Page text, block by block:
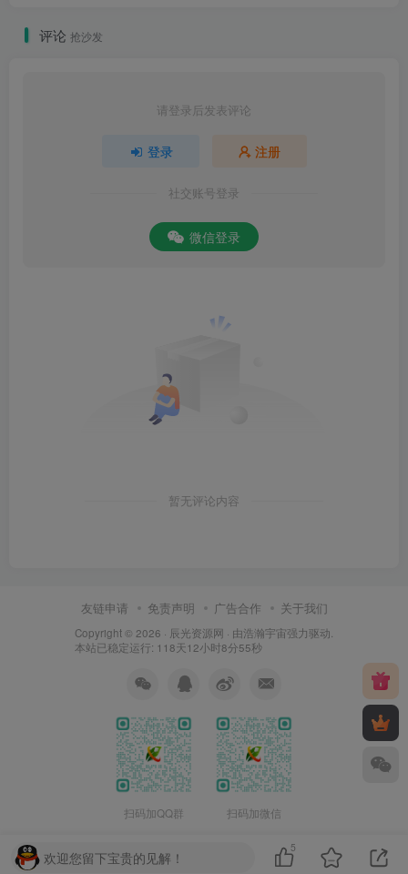
评论 抢沙发
请登录后发表评论
登录 注册
社交账号登录
微信登录
暂无评论内容
友链申请 免责声明 广告合作 关于我们
Copyright © 2026 · 辰光资源网 · 由浩瀚宇宙强力驱动.
本站已稳定运行: 118天12小时8分56秒
扫码加QQ群 扫码加微信
欢迎您留下宝贵的见解！
5